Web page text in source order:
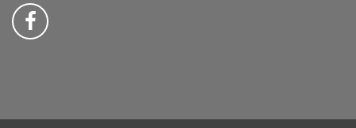
Bistum Trier auf Facebook